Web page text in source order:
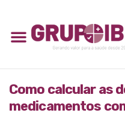
Como calcular as
medicamentos